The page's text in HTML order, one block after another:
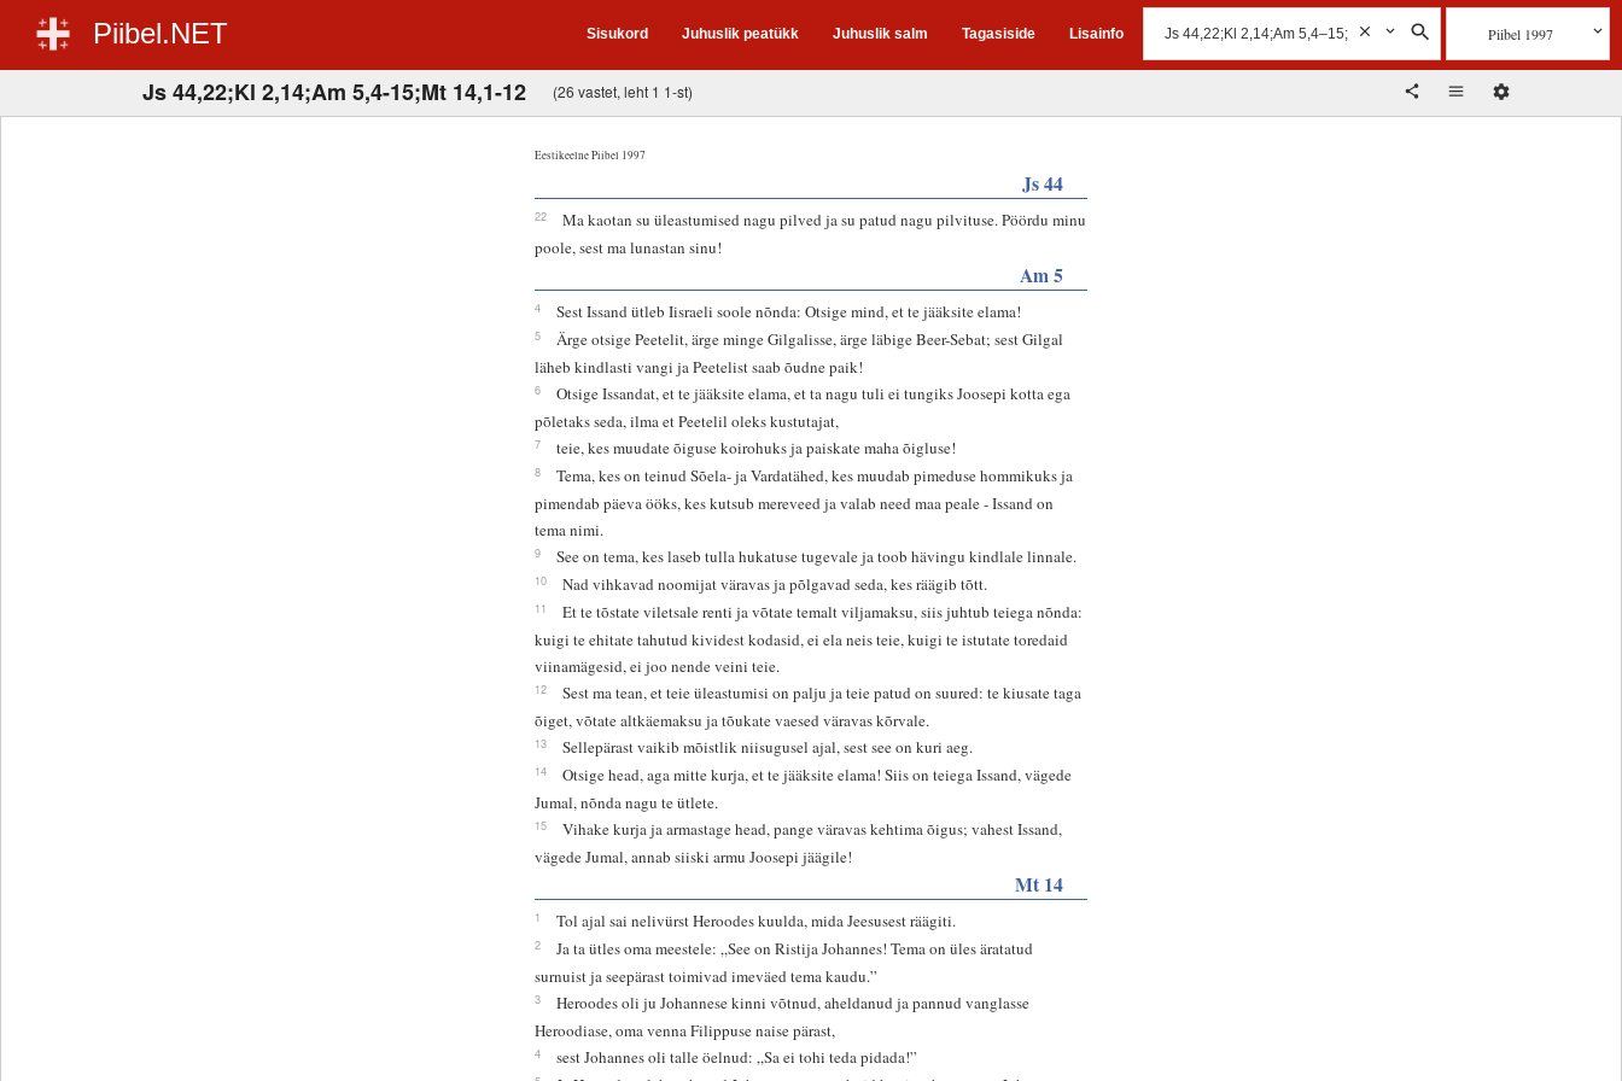
Piibel.NET Sisukord Juhuslik peatükk Juhuslik salm Tagasiside Lisainfo Piibel 1997
Js 44,22;Kl 2,14;Am 5,4-15;Mt 14,1-12 (26 vastet, leht 1 1-st)
Eestikeelne Piibel 1997
Js 44
22
Ma kaotan su üleastumised nagu pilved ja su patud nagu pilvituse. Pöördu minu
poole, sest ma lunastan sinu!
Am 5
4 Sest Issand ütleb Iisraeli soole nõnda: Otsige mind, et te jääksite elama!
5
Ärge otsige Peetelit, ärge minge Gilgalisse, ärge läbige Beer-Sebat; sest Gilgal
läheb kindlasti vangi ja Peetelist saab õudne paik!
6
Otsige Issandat, et te jääksite elama, et ta nagu tuli ei tungiks Joosepi kotta ega
põletaks seda, ilma et Peetelil oleks kustutajat,
7 teie, kes muudate õiguse koirohuks ja paiskate maha õigluse!
8
Tema, kes on teinud Sõela- ja Vardatähed, kes muudab pimeduse hommikuks ja
pimendab päeva ööks, kes kutsub mereveed ja valab need maa peale - Issand on
tema nimi.
9 See on tema, kes laseb tulla hukatuse tugevale ja toob hävingu kindlale linnale.
10 Nad vihkavad noomijat väravas ja põlgavad seda, kes räägib tõtt.
11
Et te tõstate viletsale renti ja võtate temalt viljamaksu, siis juhtub teiega nõnda:
kuigi te ehitate tahutud kividest kodasid, ei ela neis teie, kuigi te istutate toredaid
viinamägesid, ei joo nende veini teie.
12
Sest ma tean, et teie üleastumisi on palju ja teie patud on suured: te kiusate taga
õiget, võtate altkäemaksu ja tõukate vaesed väravas kõrvale.
13 Sellepärast vaikib mõistlik niisugusel ajal, sest see on kuri aeg.
14
Otsige head, aga mitte kurja, et te jääksite elama! Siis on teiega Issand, vägede
Jumal, nõnda nagu te ütlete.
15
Vihake kurja ja armastage head, pange väravas kehtima õigus; vahest Issand,
vägede Jumal, annab siiski armu Joosepi jäägile!
Mt 14
1 Tol ajal sai nelivürst Heroodes kuulda, mida Jeesusest räägiti.
2
Ja ta ütles oma meestele: „See on Ristija Johannes! Tema on üles äratatud
surnuist ja seepärast toimivad imeväed tema kaudu.”
3
Heroodes oli ju Johannese kinni võtnud, aheldanud ja pannud vanglasse
Heroodiase, oma venna Filippuse naise pärast,
4 sest Johannes oli talle öelnud: „Sa ei tohi teda pidada!”